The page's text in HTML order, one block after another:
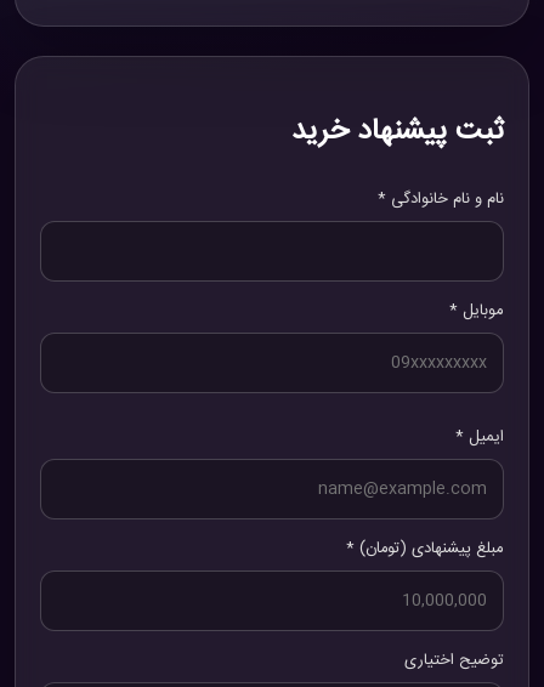
ثبت پیشنهاد خرید
نام و نام خانوادگی *
موبایل *
ایمیل *
مبلغ پیشنهادی (تومان) *
توضیح اختیاری